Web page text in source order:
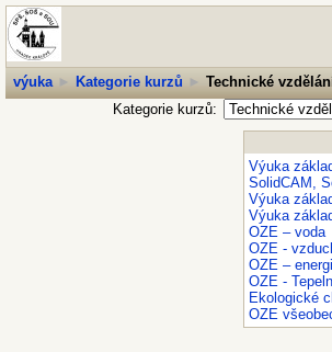
výuka ► Kategorie kurzů ► Technické
Kategorie kurzů:
Výuka
SolidCAM,
Výuka
Výuka
OZE – voda
OZE -
OZE –
OZE -
Ekologické
OZE